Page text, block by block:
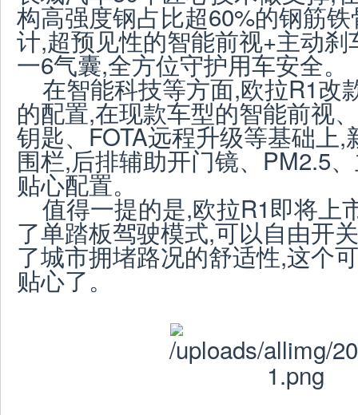
构高强度钢占比超60%的钢筋
计,超预见性的智能前视+主动
一6气囊,全方位守护用车安全。
在智能科技等方面,欧拉R1改
的配置,在现款车型的智能前视、
钥匙、FOTA远程升级等基础上,
围栏,后排辅助开门镜、PM2.5
贴心配置。
值得一提的是,欧拉R1即将上
了单踏板驾驶模式,可以自由开
了城市拥堵路况的舒适性,这个
贴心了。